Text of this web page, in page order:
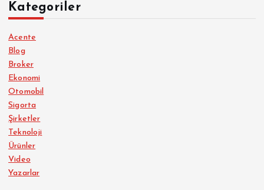
Kategoriler
Acente
Blog
Broker
Ekonomi
Otomobil
Sigorta
Şirketler
Teknoloji
Ürünler
Video
Yazarlar